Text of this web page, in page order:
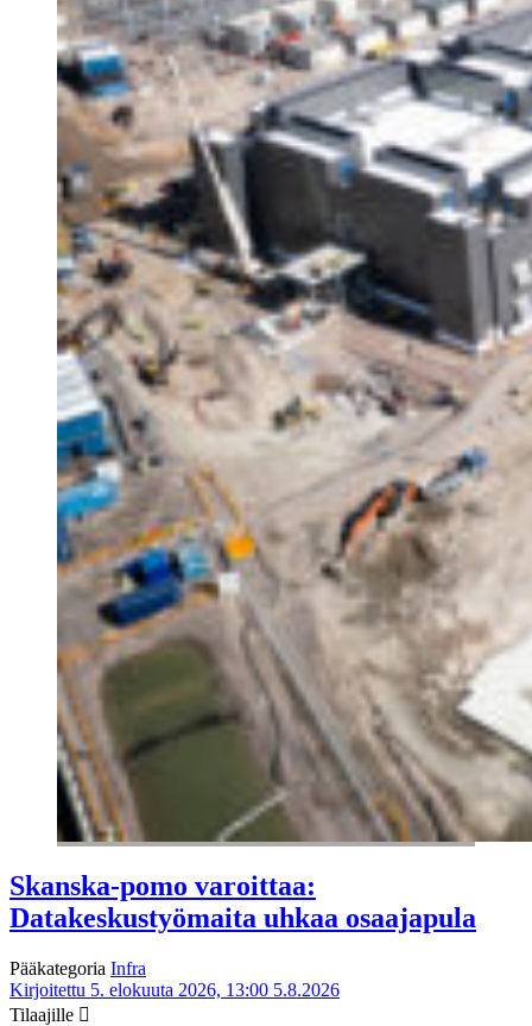
Skanska-pomo varoittaa:
Datakeskustyömaita uhkaa osaajapula
Pääkategoria Infra
Kirjoitettu 5. elokuuta 2026, 13:00 5.8.2026
Tilaajille